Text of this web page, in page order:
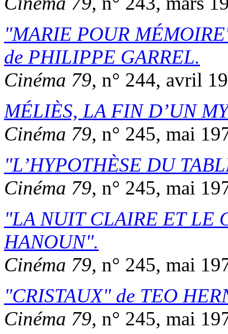
MARIE POUR MÉMOIRE
de PHILIPPE GARREL.
Cinéma 79, n° 244, avril
MÉLIÈS, LA FIN D’UN
Cinéma 79, n° 245, mai
L’HYPOTHÈSE DU
Cinéma 79, n° 245, mai
LA NUIT CLAIRE ET LE
HANOUN .
Cinéma 79, n° 245, mai
CRISTAUX de TEO
Cinéma 79, n° 245, mai